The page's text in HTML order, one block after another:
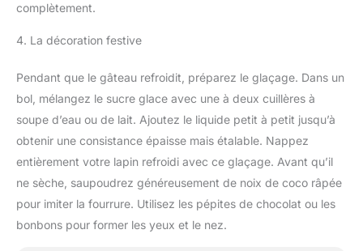
complètement.
4. La décoration festive
Pendant que le gâteau refroidit, préparez le glaçage. Dans un
bol, mélangez le sucre glace avec une à deux cuillères à
soupe d’eau ou de lait. Ajoutez le liquide petit à petit jusqu’à
obtenir une consistance épaisse mais étalable. Nappez
entièrement votre lapin refroidi avec ce glaçage. Avant qu’il
ne sèche, saupoudrez généreusement de noix de coco râpée
pour imiter la fourrure. Utilisez les pépites de chocolat ou les
bonbons pour former les yeux et le nez.